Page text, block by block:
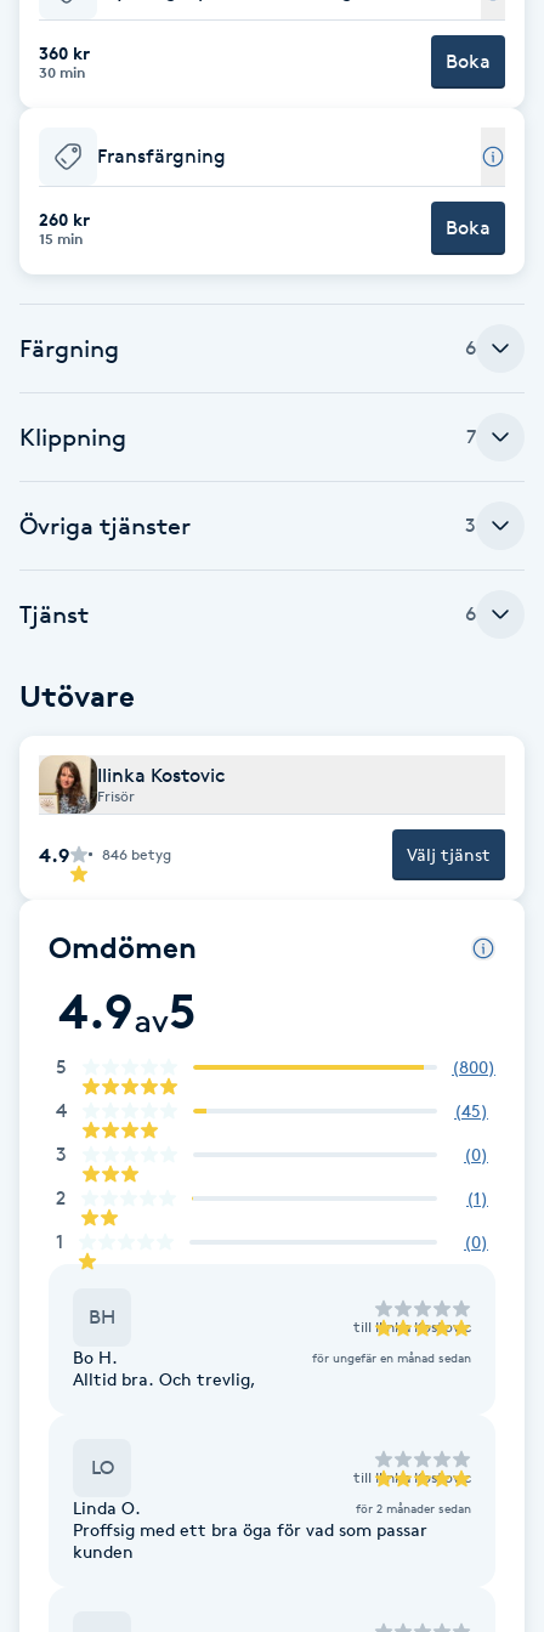
Babylights
Balayage
Barber
Blowout
Bottenfärg
Bröllopsuppsättning
Celluliter
Coachning
Color correction
Cryoterapi
Damklippning
Dermapen
Diamantslipning
Extensions borttagning
360 kr
30 min Boka
Fransfärgning
260 kr
15 min Boka
Färgning 6
Klippning 7
Övriga tjänster 3
Tjänst 6
Utövare
Ilinka Kostovic
Frisör
4.9 846 betyg Välj tjänst
Omdömen
4.9av5
5 (800)
4 (45)
3 (0)
2 (1)
1 (0)
BH till Ilinka Kostovic
Bo H. för ungefär en månad sedan
Alltid bra. Och trevlig,
LO till Ilinka Kostovic
Linda O. för 2 månader sedan
Proffsig med ett bra öga för vad som passar
kunden